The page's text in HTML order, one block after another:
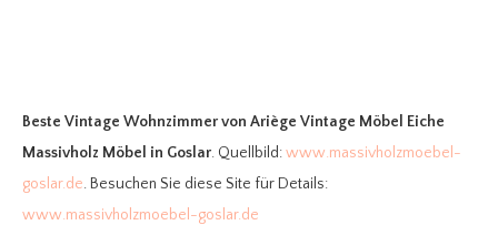
Beste Vintage Wohnzimmervon Ariège Vintage Möbel Eiche
Massivholz Möbel in Goslar. Quellbild:www.massivholzmoebel-
goslar.de. Besuchen Sie diese Site für Details:
www.massivholzmoebel-goslar.de